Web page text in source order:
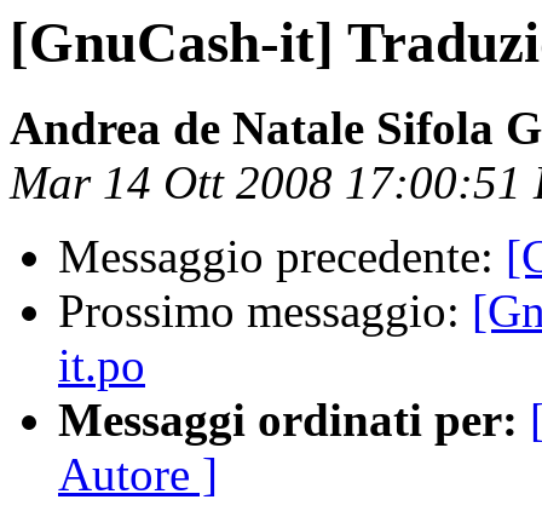
[GnuCash-it]
Andrea de Natale Sifola
Mar 14 Ott 2008 17:00:51
Messaggio precedente:
Prossimo messaggio:
it.po
Messaggi ordinati per:
Autore ]